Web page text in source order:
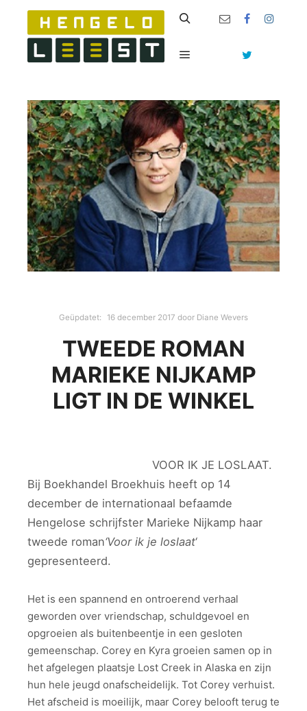
Geüpdatet: 16 december 2017 door Diane Wevers
TWEEDE ROMAN
MARIEKE NIJKAMP
LIGT IN DE WINKEL
VOOR IK JE LOSLAAT.
Bij Boekhandel Broekhuis heeft op 14
december de internationaal befaamde
Hengelose schrijfster Marieke Nijkamp haar
tweede roman‘Voor ik je loslaat‘
gepresenteerd.
Het is een spannend en ontroerend verhaal
geworden over vriendschap, schuldgevoel en
opgroeien als buitenbeentje in een gesloten
gemeenschap. Corey en Kyra groeien samen op in
het afgelegen plaatsje Lost Creek in Alaska en zijn
hun hele jeugd onafscheidelijk. Tot Corey verhuist.
Het afscheid is moeilijk, maar Corey belooft terug te